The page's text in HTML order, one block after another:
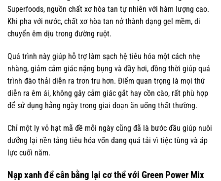
Superfoods, nguồn chất xơ hòa tan tự nhiên với hàm lượng cao.
Khi pha với nước, chất xơ hòa tan nở thành dạng gel mềm, di
chuyển êm dịu trong đường ruột.
Quá trình này giúp hỗ trợ làm sạch hệ tiêu hóa một cách nhẹ
nhàng, giảm cảm giác nặng bụng và đầy hơi, đồng thời giúp quá
trình đào thải diễn ra trơn tru hơn. Điểm quan trọng là mọi thứ
diễn ra êm ái, không gây cảm giác gắt hay cồn cào, rất phù hợp
để sử dụng hằng ngày trong giai đoạn ăn uống thất thường.
Chỉ một ly vỏ hạt mã đề mỗi ngày cũng đã là bước đầu giúp nuôi
dưỡng lại nền tảng tiêu hóa vốn đang quá tải vì tiệc tùng và áp
lực cuối năm.
Nạp xanh để cân bằng lại cơ thể với Green Power Mix